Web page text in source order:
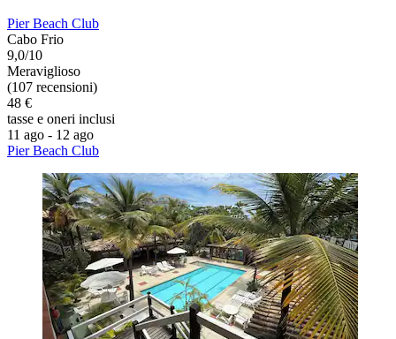
Pier Beach Club
Cabo Frio
9,0/10
Meraviglioso
(107 recensioni)
48 €
tasse e oneri inclusi
11 ago - 12 ago
Pier Beach Club